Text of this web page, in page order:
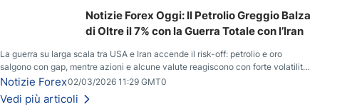
Notizie Forex Oggi: Il Petrolio Greggio Balza
di Oltre il 7% con la Guerra Totale con l’Iran
La guerra su larga scala tra USA e Iran accende il risk-off: petrolio e oro
salgono con gap, mentre azioni e alcune valute reagiscono con forte volatilità
e nuovi livelli da monitorare.
Notizie Forex02/03/2026 11:29 GMT0
Vedi più articoli